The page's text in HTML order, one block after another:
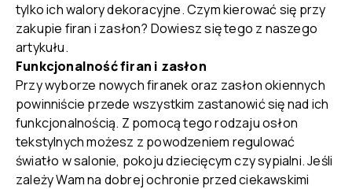
tylko ich walory dekoracyjne. Czym kierować się przy
zakupie firan i zasłon? Dowiesz się tego z naszego
artykułu.
Funkcjonalność firan i zasłon
Przy wyborze nowych firanek oraz zasłon okiennych
powinniście przede wszystkim zastanowić się nad ich
funkcjonalnością. Z pomocą tego rodzaju osłon
tekstylnych możesz z powodzeniem regulować
światło w salonie, pokoju dziecięcym czy sypialni. Jeśli
zależy Wam na dobrej ochronie przed ciekawskimi